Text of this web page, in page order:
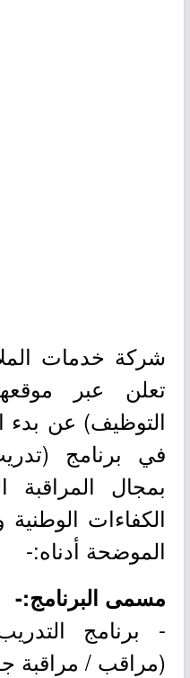
شركة خدمات
تعلن عبر
التوظيف) عن بدء
في برنامج
بمجال
الكفاءات
الموضحة أدناه:-
مسمى البرنامج:-
- برنامج
(مراقب / مراقبة